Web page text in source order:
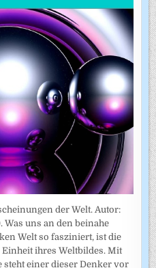
der Welt. Autor:
Was uns an den beinahe
Welt so fasziniert, ist die
ihres Weltbildes. Mit
steht einer dieser Denker vor